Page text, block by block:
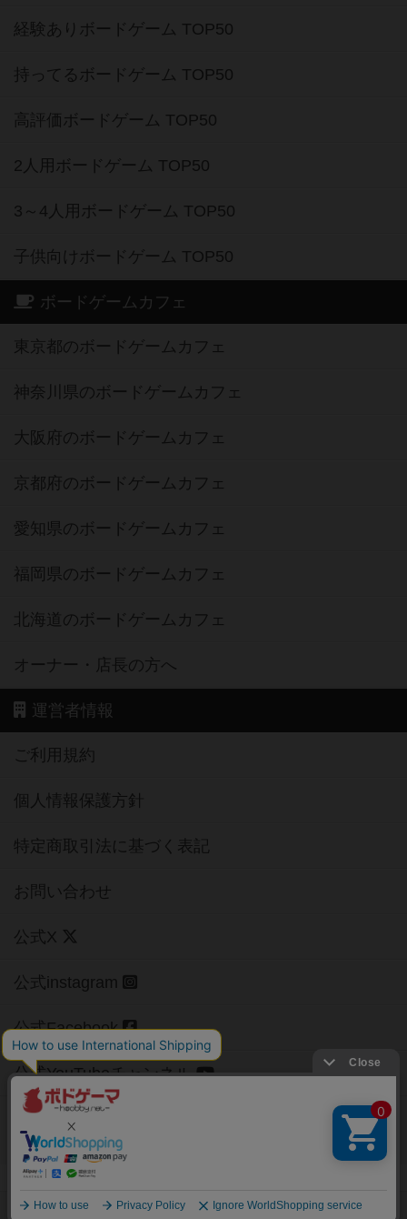
経験ありボードゲーム TOP50
持ってるボードゲーム TOP50
高評価ボードゲーム TOP50
2人用ボードゲーム TOP50
3～4人用ボードゲーム TOP50
子供向けボードゲーム TOP50
ボードゲームカフェ
東京都のボードゲームカフェ
神奈川県のボードゲームカフェ
大阪府のボードゲームカフェ
京都府のボードゲームカフェ
愛知県のボードゲームカフェ
福岡県のボードゲームカフェ
北海道のボードゲームカフェ
オーナー・店長の方へ
運営者情報
ご利用規約
個人情報保護方針
特定商取引法に基づく表記
お問い合わせ
公式X
公式instagram
公式Facebook
公式YouTubeチャンネル